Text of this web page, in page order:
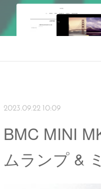
2023.09.22 10:09
BMC MINI
ムランプ &